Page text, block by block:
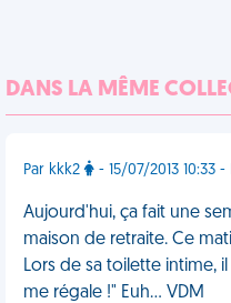
DANS LA MÊME
Par kkk2 - 15/07/2013 10:33
Aujourd'hui, ça fait une
maison de retraite. Ce
Lors de sa toilette intime,
me régale !" Euh... VDM